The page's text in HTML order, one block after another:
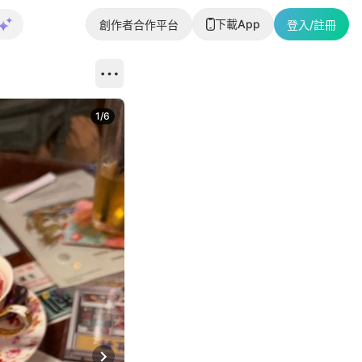
創作者合作平台 下載App 登入/註冊
1/6